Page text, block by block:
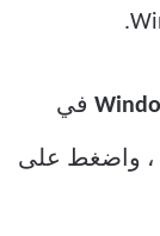
في
، واضغط على